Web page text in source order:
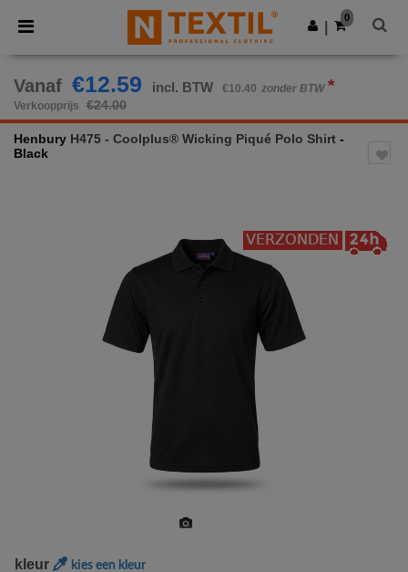
× Ntextil-app
Betere prijzen in de app!
Download app
0
Vanaf €12.59 incl. BTW €10.40 zonder BTW *
Verkoopprijs €24.00
Henbury H475 - Coolplus® Wicking Piqué Polo Shirt -
Black
kleur kies een kleur